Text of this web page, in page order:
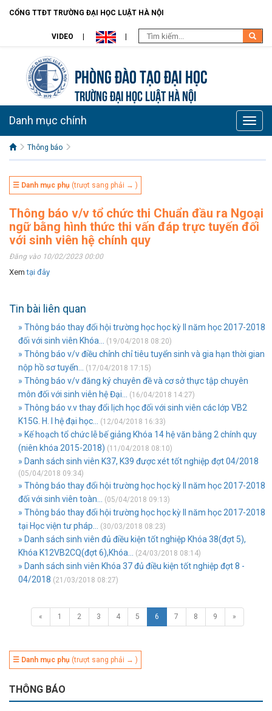
CỔNG TTĐT TRƯỜNG ĐẠI HỌC LUẬT HÀ NỘI
VIDEO
Phòng Đào Tạo đại học
TRƯỜNG ĐẠI HỌC LUẬT HÀ NỘI
Toggle
Danh mục chính
Thông báo
☰ Danh mục phụ (trượt sang phải → )
Thông báo v/v tổ chức thi Chuẩn đầu ra Ngoại
ngữ bằng hình thức thi vấn đáp trực tuyến đối
với sinh viên hệ chính quy
Đăng vào 10/02/2023 00:00
Xemtại đây
Tin bài liên quan
» Thông báo thay đổi hội trường học học kỳ II năm học 2017-2018
đối với sinh viên Khóa...
(19/04/2018 08:20)
» Thông báo v/v điều chỉnh chỉ tiêu tuyển sinh và gia hạn thời gian
nộp hồ sơ tuyển...
(17/04/2018 17:15)
» Thông báo v/v đăng ký chuyên đề và cơ sở thực tập chuyên
môn đối với sinh viên hệ Đại...
(16/04/2018 14:27)
» Thông báo v.v thay đổi lịch học đối với sinh viên các lớp VB2
K15G. H. I hệ đại học...
(12/04/2018 16:33)
» Kế hoạch tổ chức lễ bế giảng Khóa 14 hệ văn bằng 2 chính quy
(niên khóa 2015-2018) (11/04/2018 08:10)
» Danh sách sinh viên K37, K39 được xét tốt nghiệp đợt 04/2018
(05/04/2018 09:34)
» Thông báo thay đổi hội trường học học kỳ II năm học 2017-2018
đối với sinh viên toàn...
(05/04/2018 09:13)
» Thông báo thay đổi hội trường học học kỳ II năm học 2017-2018
tại Học viện tư pháp...
(30/03/2018 08:23)
» Danh sách sinh viên đủ điều kiện tốt nghiệp Khóa 38(đợt 5),
Khóa K12VB2CQ(đợt 6),Khóa...
(24/03/2018 08:14)
» Danh sách sinh viên Khóa 37 đủ điều kiện tốt nghiệp đợt 8 -
04/2018 (21/03/2018 08:27)
« 1 2 3 4 5 6 7 8 9 »
☰ Danh mục phụ (trượt sang phải → )
THÔNG BÁO